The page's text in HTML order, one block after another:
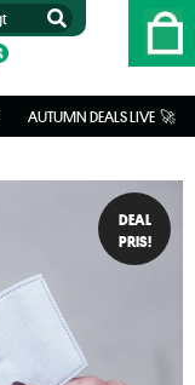
AUTUMN DEALS LIVE  🚀
DEAL
PRIS!